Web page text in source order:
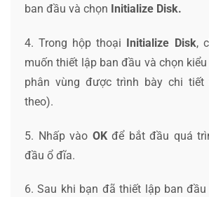
ban đầu và chọn Initialize Disk.
4. Trong hộp thoại Initialize Disk,
muốn thiết lập ban đầu và chọn
phân vùng được trình bày chi tiết
theo).
5. Nhấp vào OKđể bắt đầu quá
đầu ổ đĩa.
6. Sau khi bạn đã thiết lập ban